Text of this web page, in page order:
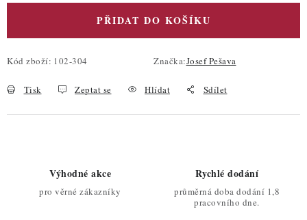
PŘIDAT DO KOŠÍKU
Kód zboží: 102-304 Značka:Josef Pešava
Tisk Zeptat se Hlídat Sdílet
Výhodné akce
pro věrné zákazníky
Rychlé dodání
průměrná doba dodání 1,8
pracovního dne.